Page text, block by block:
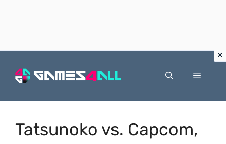
Menu
Tatsunoko vs. Capcom,